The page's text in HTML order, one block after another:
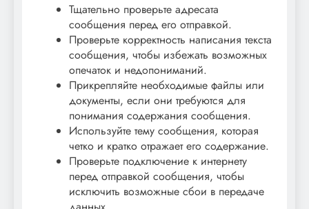
Тщательно проверьте адресата
сообщения перед его отправкой.
Проверьте корректность написания текста
сообщения, чтобы избежать возможных
опечаток и недопониманий.
Прикрепляйте необходимые файлы или
документы, если они требуются для
понимания содержания сообщения.
Используйте тему сообщения, которая
четко и кратко отражает его содержание.
Проверьте подключение к интернету
перед отправкой сообщения, чтобы
исключить возможные сбои в передаче